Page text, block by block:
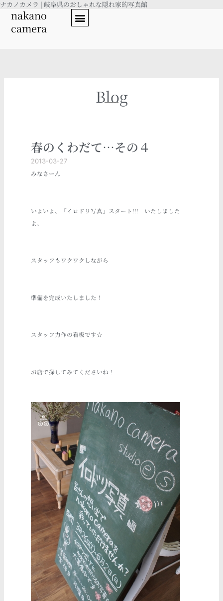
内
ナカノカメラ | 岐阜県のおしゃれな隠れ家的写真館
nakano
camera
Blog
春のくわだて…その４
2013-03-27
みなさーん
いよいよ、「イロドリ写真」スタート!!! いたしました
よ。
スタッフもワクワクしながら
準備を完成いたしました！
スタッフ力作の看板です☆
お店で探してみてくださいね！